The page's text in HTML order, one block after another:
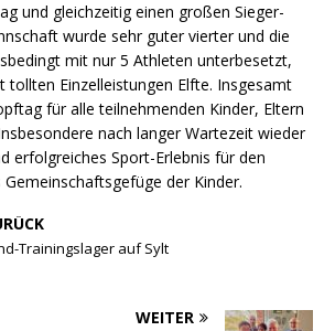
und gleichzeitig einen großen Sieger-
wurde sehr guter vierter und die
mit nur 5 Athleten unterbesetzt,
Einzelleistungen Elfte. Insgesamt
für alle teilnehmenden Kinder, Eltern
nach langer Wartezeit wieder
erfolgreiches Sport-Erlebnis für den
der Kinder.
Trainingslager auf Sylt
WEITER